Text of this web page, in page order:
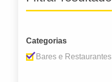
Categorias
Bares e Restaurantes